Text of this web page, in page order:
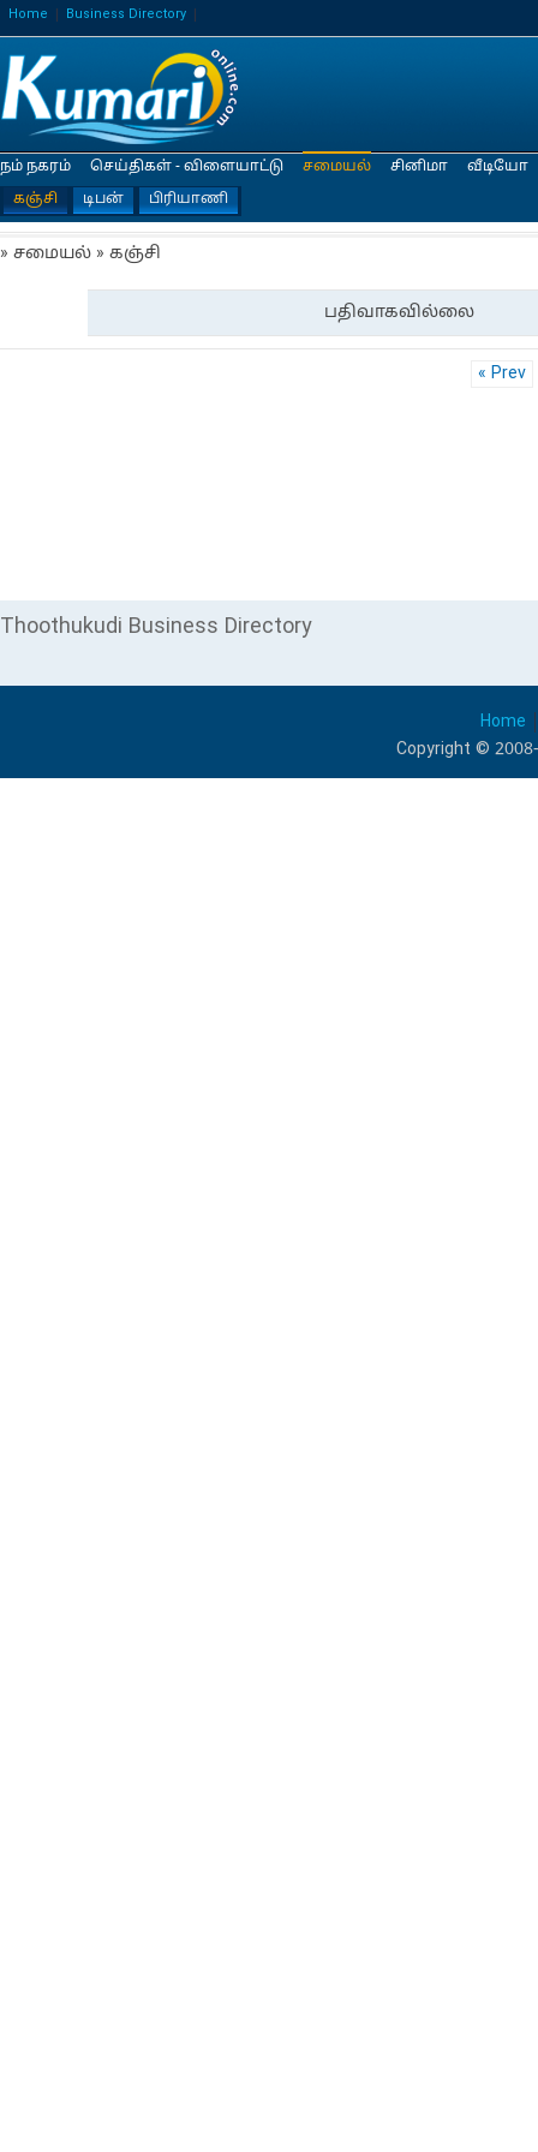
Home Business Directory
நம் நகரம் செய்திகள் - விளையாட்டு
சமையல்
கஞ்சி
டிபன் பிரியாணி
சினிமா வீடியோ
» சமையல் » கஞ்சி
பதிவாகவில்லை
« Prev
Thoothukudi Business Directory
Home
Copyright ©